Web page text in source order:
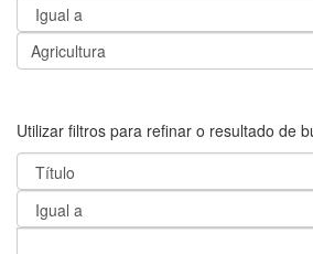
Utilizar filtros para refinar o resultado de